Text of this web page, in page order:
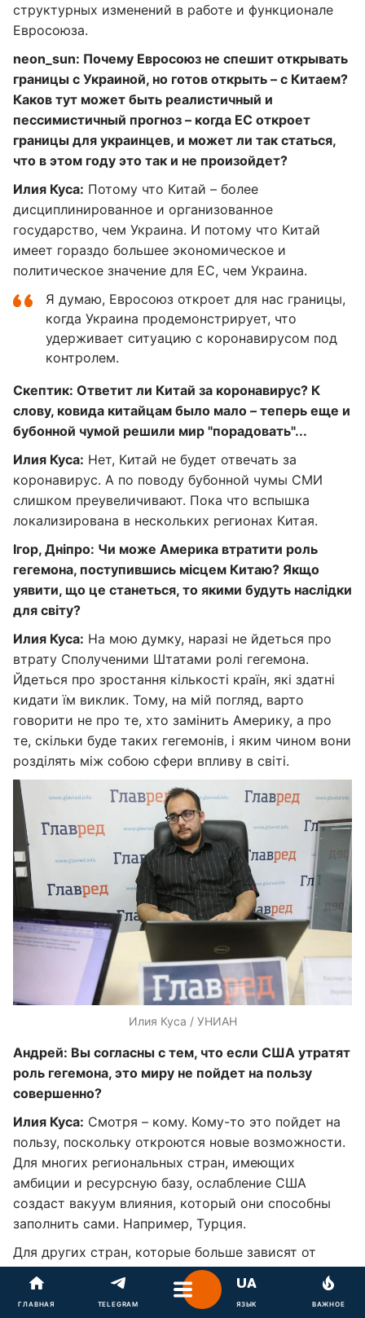
структурных изменений в работе и функционале
Евросоюза.
neon_sun: Почему Евросоюз не спешит открывать
границы с Украиной, но готов открыть – с Китаем?
Каков тут может быть реалистичный и
пессимистичный прогноз – когда ЕС откроет
границы для украинцев, и может ли так статься,
что в этом году это так и не произойдет?
Илия Куса: Потому что Китай – более
дисциплинированное и организованное
государство, чем Украина. И потому что Китай
имеет гораздо большее экономическое и
политическое значение для ЕС, чем Украина.
Я думаю, Евросоюз откроет для нас границы,
когда Украина продемонстрирует, что
удерживает ситуацию с коронавирусом под
контролем.
Скептик: Ответит ли Китай за коронавирус? К
слову, ковида китайцам было мало – теперь еще и
бубонной чумой решили мир "порадовать"...
Илия Куса: Нет, Китай не будет отвечать за
коронавирус. А по поводу бубонной чумы СМИ
слишком преувеличивают. Пока что вспышка
локализирована в нескольких регионах Китая.
Ігор, Дніпро: Чи може Америка втратити роль
гегемона, поступившись місцем Китаю? Якщо
уявити, що це станеться, то якими будуть наслідки
для світу?
Илия Куса: На мою думку, наразі не йдеться про
втрату Сполученими Штатами ролі гегемона.
Йдеться про зростання кількості країн, які здатні
кидати їм виклик. Тому, на мій погляд, варто
говорити не про те, хто замінить Америку, а про
те, скільки буде таких гегемонів, і яким чином вони
розділять між собою сфери впливу в світі.
Илия Куса / УНИАН
Андрей: Вы согласны с тем, что если США утратят
роль гегемона, это миру не пойдет на пользу
совершенно?
Илия Куса: Смотря – кому. Кому-то это пойдет на
пользу, поскольку откроются новые возможности.
Для многих региональных стран, имеющих
амбиции и ресурсную базу, ослабление США
создаст вакуум влияния, который они способны
заполнить сами. Например, Турция.
Для других стран, которые больше зависят от
мирового порядка, построенного на американской
гегемонии, это может быть неприятно. Однако
здесь все зависит от того, насколько эти
ГЛАВНАЯ TELEGRAM ЯЗЫК ВАЖНОЕ